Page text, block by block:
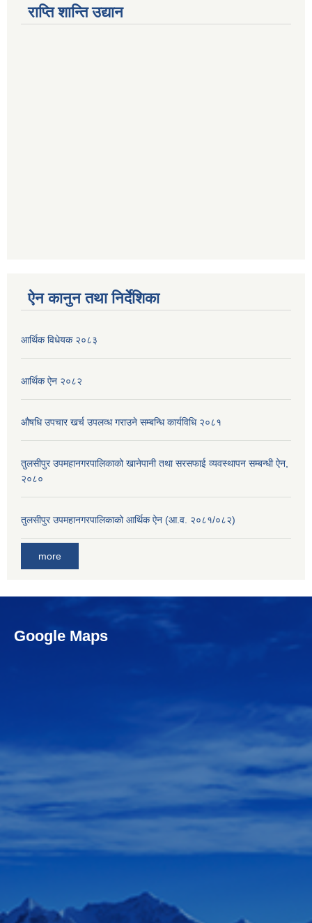
राप्ति शान्ति उद्यान
ऐन कानुन तथा निर्देशिका
आर्थिक विधेयक २०८३
आर्थिक ऐन २०८२
औषधि उपचार खर्च उपलव्ध गराउने सम्बन्धि कार्यविधि २०८१
तुलसीपुर उपमहानगरपालिकाको खानेपानी तथा सरसफाई व्यवस्थापन सम्बन्धी ऐन,
२०८०
तुलसीपुर उपमहानगरपालिकाको आर्थिक ऐन (आ.व. २०८१/०८२)
more
Google Maps